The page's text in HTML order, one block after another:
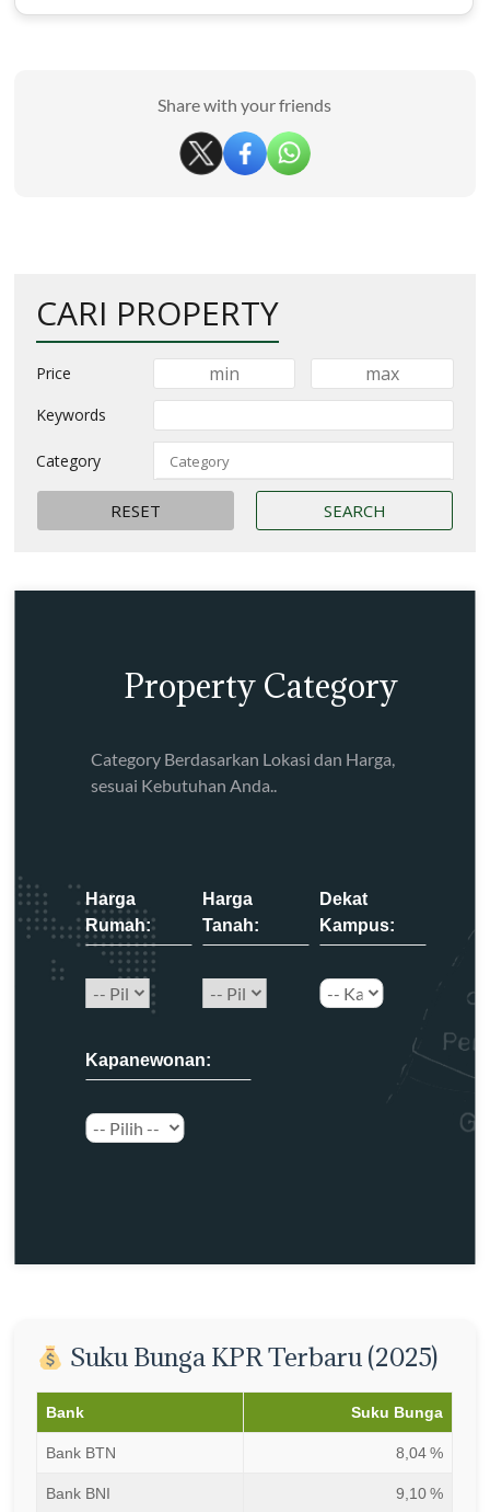
Share with your friends
CARI PROPERTY
Price
Keywords
Category
Property Category
Category Berdasarkan Lokasi dan Harga,
sesuai Kebutuhan Anda..
Harga
Rumah:
Harga
Tanah:
Dekat
Kampus:
Kapanewonan:
Suku Bunga KPR Terbaru (2025)
Bank Suku Bunga
Bank BTN 8,04 %
Bank BNI 9,10 %